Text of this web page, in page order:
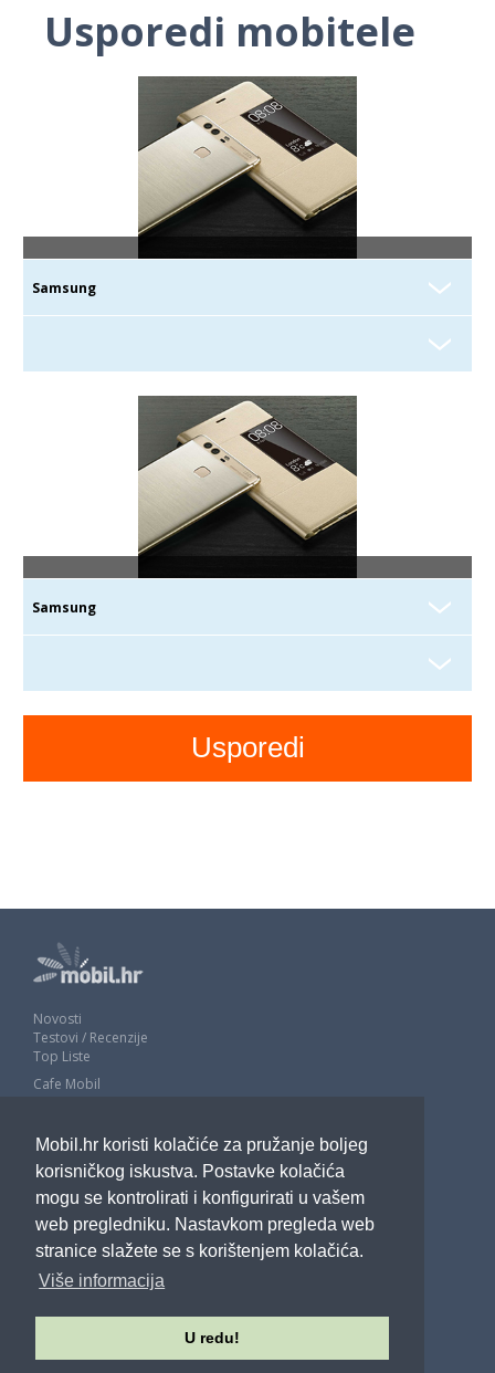
Mobil.hr koristi kolačiće za pružanje boljeg
korisničkog iskustva. Postavke kolačića
mogu se kontrolirati i konfigurirati u vašem
web pregledniku. Nastavkom pregleda web
stranice slažete se s korištenjem kolačića.
Više informacija
U redu!
Usporedi mobitele
Novosti
Testovi / Recenzije
Top Liste
Cafe Mobil
Impressum
Marketing
Pravne odredbe
Izjava o privatnosti
POTRAŽITE NAS
Sva prava pridržana - Mobil.hr - 2026.